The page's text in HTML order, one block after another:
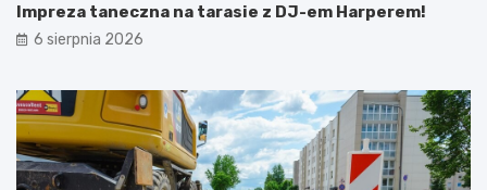
Impreza taneczna na tarasie z DJ-em Harperem!
6 sierpnia 2026